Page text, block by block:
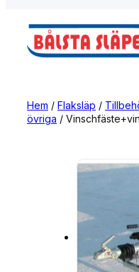
Hem / Flaksläp /
övriga /